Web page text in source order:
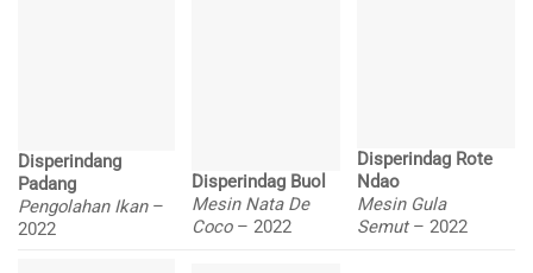
Disperindang
Padang
Pengolahan Ikan –
2022
Disperindag Buol
Mesin Nata De
Coco– 2022
Disperindag Rote
Ndao
Mesin Gula
Semut– 2022